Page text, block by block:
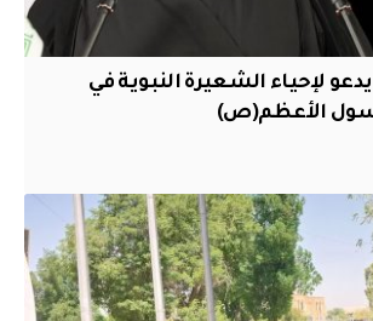
لإحياء الشعيرة النبوية في
الأعظم(ص)